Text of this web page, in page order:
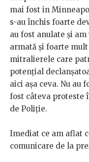
mai fost in
s-au închis foarte
au fost anulate și
armată și foarte
mitralierele care
potențial
aici așa ceva. Nu au
fost câteva proteste
de Poliție.
Imediat ce am aflat
comunicare de la